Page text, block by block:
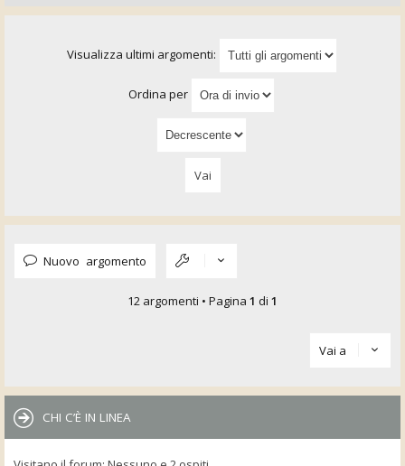
Visualizza ultimi argomenti:
Ordina per
Nuovo argomento
12 argomenti • Pagina 1 di 1
Vai a
CHI C’È IN LINEA